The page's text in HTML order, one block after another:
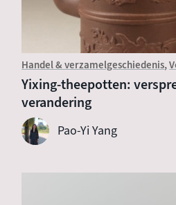
Handel & verzamelgeschiedenis
Yixing-theepotten:
verandering
Pao-Yi Yang